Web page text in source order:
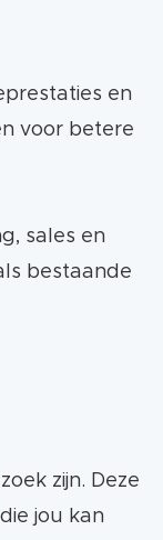
met
van
en
voor betere
sales en
bestaande
zijn. Deze
jou kan